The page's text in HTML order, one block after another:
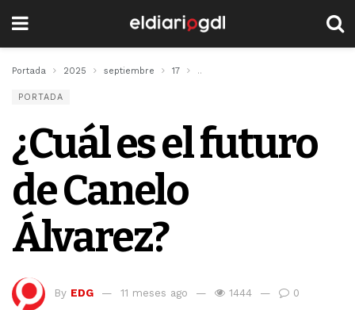
Portada 2025 septiembre 17 ¿Cuál es el futuro de Canelo
PORTADA
¿Cuál es el futuro
de Canelo
Álvarez?
By EDG 11 meses ago 1444 0